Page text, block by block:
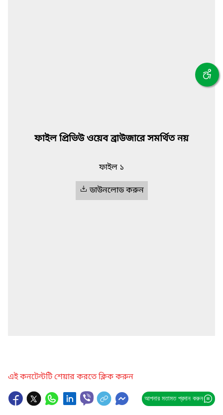
ফাইল প্রিভিউ ওয়েব ব্রাউজারে সমর্থিত নয়
ফাইল ১
ডাউনলোড করুন
এই কনটেন্টটি শেয়ার করতে ক্লিক করুন
আপনার মতামত প্রদান করুন